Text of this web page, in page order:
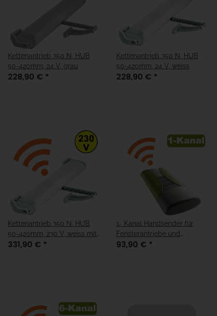
Kettenantrieb 350 N, HUB
50-420mm, 24 V, grau
228,90 € *
Kettenantrieb 350 N, HUB
50-420mm, 24 V, weiss
228,90 € *
Kettenantrieb 350 N, HUB
50-420mm, 230 V, weiss mit
Funk
331,90 € *
1- Kanal Handsender für
Fensterantriebe und
Rohrmotoren
93,90 € *